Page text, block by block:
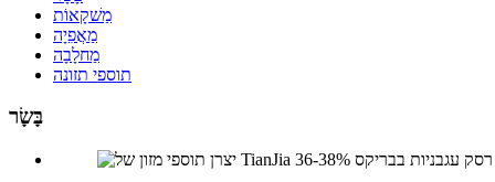
מַשׁקָאוֹת
מַאֲפִיָה
מַחלָבָה
תוספי תזונה
בָּשָׂר